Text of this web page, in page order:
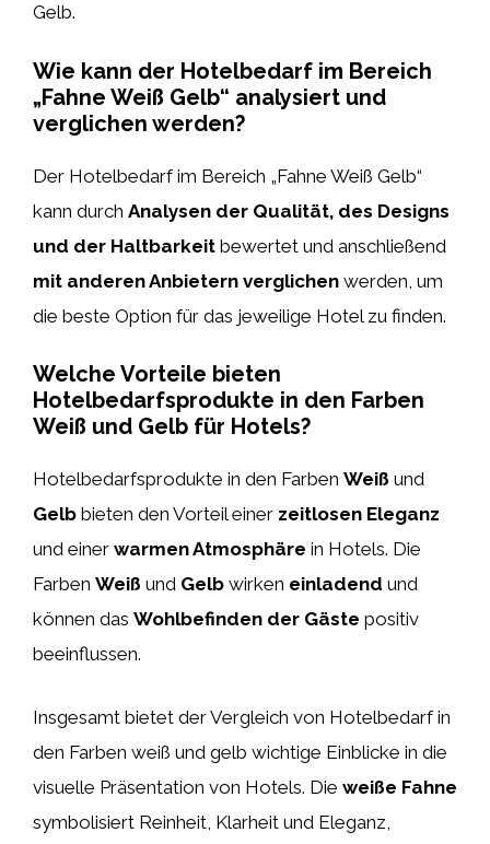
Gelb.
Wie kann der Hotelbedarf im Bereich
„Fahne Weiß Gelb“ analysiert und
verglichen werden?
Der Hotelbedarf im Bereich „Fahne Weiß Gelb“
kann durch Analysen der Qualität, des Designs
und der Haltbarkeit bewertet und anschließend
mit anderen Anbietern verglichen werden, um
die beste Option für das jeweilige Hotel zu finden.
Welche Vorteile bieten
Hotelbedarfsprodukte in den Farben
Weiß und Gelb für Hotels?
Hotelbedarfsprodukte in den Farben Weiß und
Gelb bieten den Vorteil einer zeitlosen Eleganz
und einer warmen Atmosphäre in Hotels. Die
Farben Weiß und Gelb wirken einladend und
können das Wohlbefinden der Gäste positiv
beeinflussen.
Insgesamt bietet der Vergleich von Hotelbedarf in
den Farben weiß und gelb wichtige Einblicke in die
visuelle Präsentation von Hotels. Die weiße Fahne
symbolisiert Reinheit, Klarheit und Eleganz,